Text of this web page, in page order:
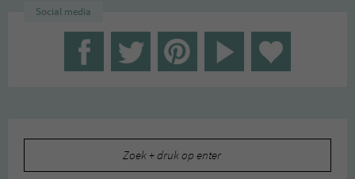
Social media